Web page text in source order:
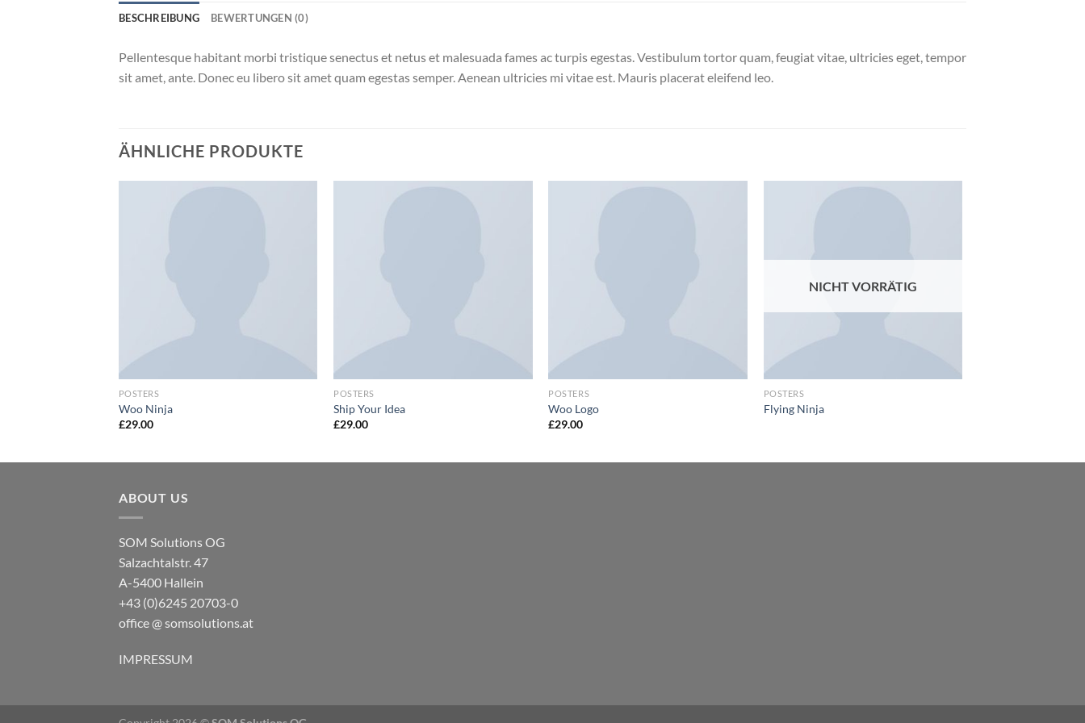
BESCHREIBUNG BEWERTUNGEN (0)
Pellentesque habitant morbi tristique senectus et netus et malesuada fames ac turpis egestas. Vestibulum tortor quam, feugiat vitae, ultricies eget, tempor
sit amet, ante. Donec eu libero sit amet quam egestas semper. Aenean ultricies mi vitae est. Mauris placerat eleifend leo.
ÄHNLICHE PRODUKTE
POSTERS
Woo Ninja
£29.00
POSTERS
Ship Your Idea
£29.00
POSTERS
Woo Logo
£29.00
NICHT VORRÄTIG
POSTERS
Flying Ninja
ABOUT US
SOM Solutions OG
Salzachtalstr. 47
A-5400 Hallein
+43 (0)6245 20703-0
office @ somsolutions.at
IMPRESSUM